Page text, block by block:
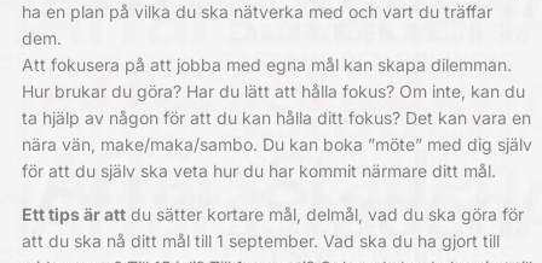
ha en plan på vilka du ska nätverka med och vart du träffar
dem.
Att fokusera på att jobba med egna mål kan skapa dilemman.
Hur brukar du göra? Har du lätt att hålla fokus? Om inte, kan du
ta hjälp av någon för att du kan hålla ditt fokus? Det kan vara en
nära vän, make/maka/sambo. Du kan boka ”möte” med dig själv
för att du själv ska veta hur du har kommit närmare ditt mål.
Ett tips är attdu sätter kortare mål, delmål, vad du ska göra för
att du ska nå ditt mål till 1 september. Vad ska du ha gjort till